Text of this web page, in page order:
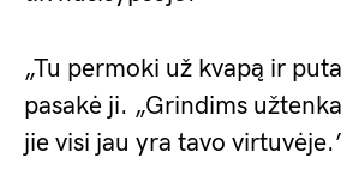
„Tu permoki už kvapą ir
pasakė ji. „Grindims
jie visi jau yra tavo